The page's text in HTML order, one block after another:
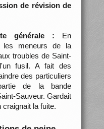
de révision de
générale : En
les meneurs de la
troubles de Saint-
fusil. A fait des
des particuliers
de la bande
Sauveur. Gardait
la fuite.